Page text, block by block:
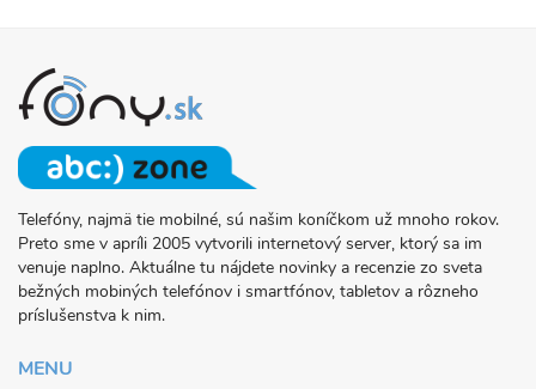
O
PROJEKTE
FONY.SK
Telefóny, najmä tie mobilné, sú našim koníčkom už mnoho rokov.
Preto sme v apríli 2005 vytvorili internetový server, ktorý sa im
venuje naplno. Aktuálne tu nájdete novinky a recenzie zo sveta
bežných mobiných telefónov i smartfónov, tabletov a rôzneho
príslušenstva k nim.
MENU